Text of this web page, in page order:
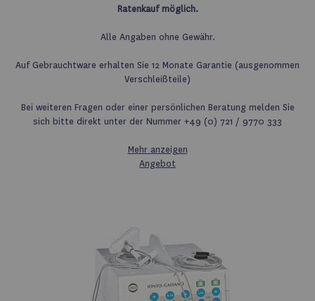
Ratenkauf möglich.
Alle Angaben ohne Gewähr.
Auf Gebrauchtware erhalten Sie 12 Monate Garantie (ausgenommen
Verschleißteile)
Bei weiteren Fragen oder einer persönlichen Beratung melden Sie
sich bitte direkt unter der Nummer +49 (0) 721 / 9770 333
Mehr anzeigen
Angebot